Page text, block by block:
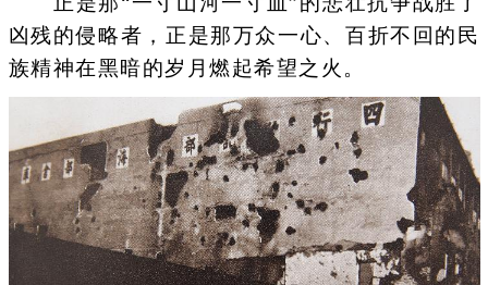
凶残的侵略者，正是那万众一心、百折不回的民
族精神在黑暗的岁月燃起希望之火。